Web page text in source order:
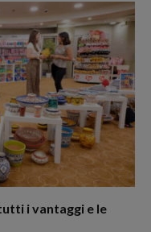
i vantaggi e le